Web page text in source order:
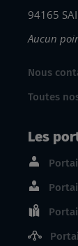
94165
Aucun
Nous
Toutes
Les